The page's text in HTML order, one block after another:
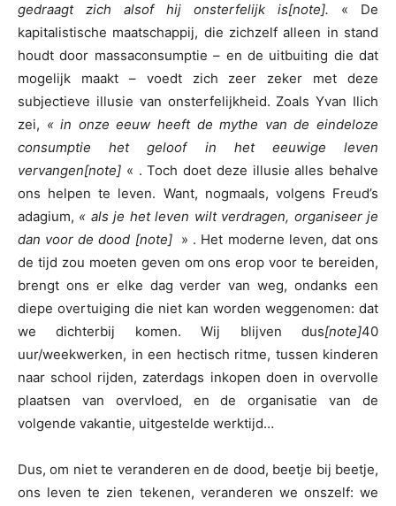
gedraagt zich alsof hij onsterfelijk is[note]. « De
kapitalistische maatschappij, die zichzelf alleen in stand
houdt door massaconsumptie – en de uitbuiting die dat
mogelijk maakt – voedt zich zeer zeker met deze
subjectieve illusie van onsterfelijkheid. Zoals Yvan Ilich
zei, « in onze eeuw heeft de mythe van de eindeloze
consumptie het geloof in het eeuwige leven
vervangen[note] « . Toch doet deze illusie alles behalve
ons helpen te leven. Want, nogmaals, volgens Freud’s
adagium, « als je het leven wilt verdragen, organiseer je
dan voor de dood [note]» . Het moderne leven, dat ons
de tijd zou moeten geven om ons erop voor te bereiden,
brengt ons er elke dag verder van weg, ondanks een
diepe overtuiging die niet kan worden weggenomen: dat
we dichterbij komen. Wij blijven dus[note]40
uur/weekwerken, in een hectisch ritme, tussen kinderen
naar school rijden, zaterdags inkopen doen in overvolle
plaatsen van overvloed, en de organisatie van de
volgende vakantie, uitgestelde werktijd…
Dus, om niet te veranderen en de dood, beetje bij beetje,
ons leven te zien tekenen, veranderen we onszelf: we